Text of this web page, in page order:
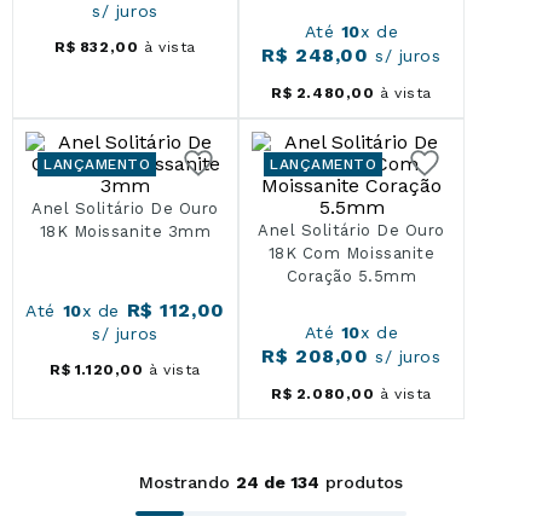
s/ juros
R$ 832 ,00 à vista
Até 10x de
R$ 248,00 s/ juros
R$ 2. 480 ,00 à vista
LANÇAMENTO
Anel Solitário De Ouro
18K Moissanite 3mm
Até 10x de R$ 112,00
s/ juros
R$ 1.120 ,00 à vista
LANÇAMENTO
Anel Solitário De Ouro
18K Com Moissanite
Coração 5.5mm
Até 10x de
R$ 208,00 s/ juros
R$ 2. 080 ,00 à vista
Mostrando 24 de 134